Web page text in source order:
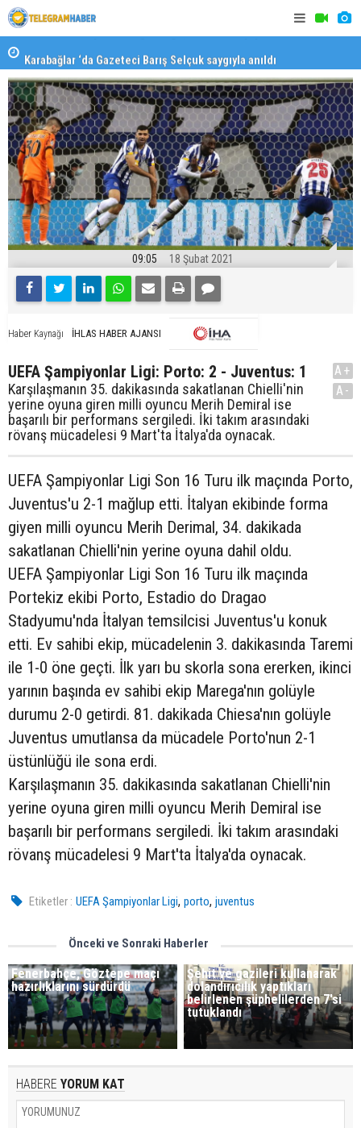
Karabağlar ‘da Gazeteci Barış Selçuk saygıyla anıldı
09:05 18 Şubat 2021
Haber Kaynağı İHLAS HABER AJANSI
UEFA Şampiyonlar Ligi: Porto: 2 - Juventus: 1
Karşılaşmanın 35. dakikasında sakatlanan Chielli'nin
yerine oyuna giren milli oyuncu Merih Demiral ise
başarılı bir performans sergiledi. İki takım arasındaki
rövanş mücadelesi 9 Mart'ta İtalya'da oynacak.
A+
A-
UEFA Şampiyonlar Ligi Son 16 Turu ilk maçında Porto,
Juventus'u 2-1 mağlup etti. İtalyan ekibinde forma
giyen milli oyuncu Merih Derimal, 34. dakikada
sakatlanan Chielli'nin yerine oyuna dahil oldu.
UEFA Şampiyonlar Ligi Son 16 Turu ilk maçında
Portekiz ekibi Porto, Estadio do Dragao
Stadyumu'nda İtalyan temsilcisi Juventus'u konuk
etti. Ev sahibi ekip, mücadelenin 3. dakikasında Taremi
ile 1-0 öne geçti. İlk yarı bu skorla sona ererken, ikinci
yarının başında ev sahibi ekip Marega'nın golüyle
durumu 2-0 getirdi. 81. dakikada Chiesa'nın golüyle
Juventus umutlansa da mücadele Porto'nun 2-1
üstünlüğü ile sona erdi.
Karşılaşmanın 35. dakikasında sakatlanan Chielli'nin
yerine oyuna giren milli oyuncu Merih Demiral ise
başarılı bir performans sergiledi. İki takım arasındaki
rövanş mücadelesi 9 Mart'ta İtalya'da oynacak.
Etiketler : UEFA Şampiyonlar Ligi,porto,juventus
Önceki ve Sonraki Haberler
Fenerbahçe, Göztepe maçı
hazırlıklarını sürdürdü
Şehit ve gazileri kullanarak
dolandırıcılık yaptıkları
belirlenen şüphelilerden 7'si
tutuklandı
HABERE YORUM KAT